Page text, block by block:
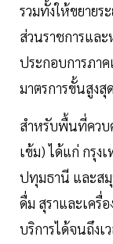
รวมทั้งให้ขยายร
ส่วนราชการและ
ประกอบการภา
มาตรการขั้นสูง
สำหรับพื้นที่ควบ
เข้ม) ได้แก่ กรุง
ปทุมธานี และสมุ
ดื่ม สุราและเครื่
บริการได้จนถึงเ